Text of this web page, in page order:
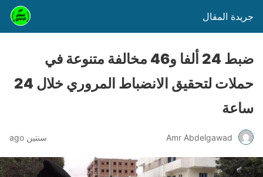
جريدة المقال
ضبط 24 ألفا و46 مخالفة متنوعة في
حملات لتحقيق الانضباط المروري خلال 24
ساعة
Amr Abdelgawad سنتين ago